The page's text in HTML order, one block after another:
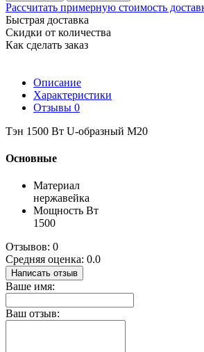
Рассчитать примерную стоимость
Быстрая доставка
Скидки от количества
Как сделать заказ
Описание
Характеристики
Отзывы 0
Тэн 1500 Вт U-образный М20
Основные
Материал
нержавейка
Мощность Вт
1500
Отзывов: 0
Средняя оценка: 0.0
Написать отзыв
Ваше имя:
Ваш отзыв: